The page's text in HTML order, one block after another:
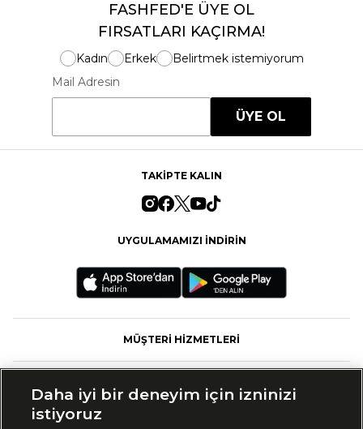
FASHFED'E ÜYE OL
FIRSATLARI KAÇIRMA!
Kadın Erkek
Belirtmek istemiyorum
Mail Adresin
ÜYE OL
TAKİPTE KALIN
UYGULAMAMIZI İNDİRİN
MÜŞTERİ HİZMETLERİ
Daha iyi bir deneyim için izninizi
istiyoruz